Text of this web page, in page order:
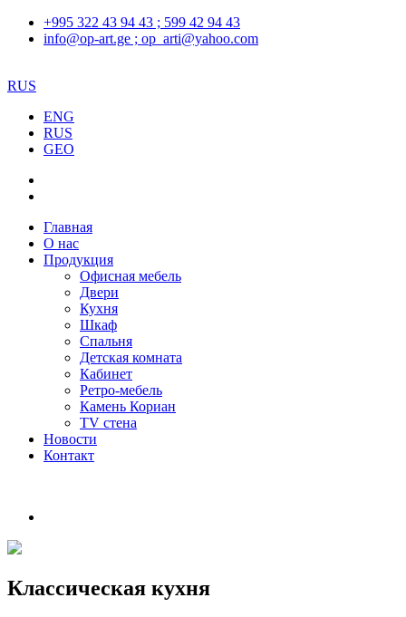
+995 322 43 94 43 ; 599 42 94 43
info@op-art.ge ; op_arti@yahoo.com
RUS
ENG
RUS
GEO
Главная
О нас
Продукция
Офисная мебель
Двери
Кухня
Шкаф
Спальня
Детская комната
Кабинет
Ретро-мебель
Камень Кориан
TV стена
Новости
Контакт
Классическая кухня